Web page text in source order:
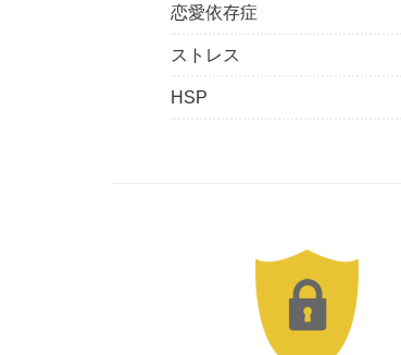
恋愛依存症
ストレス
HSP